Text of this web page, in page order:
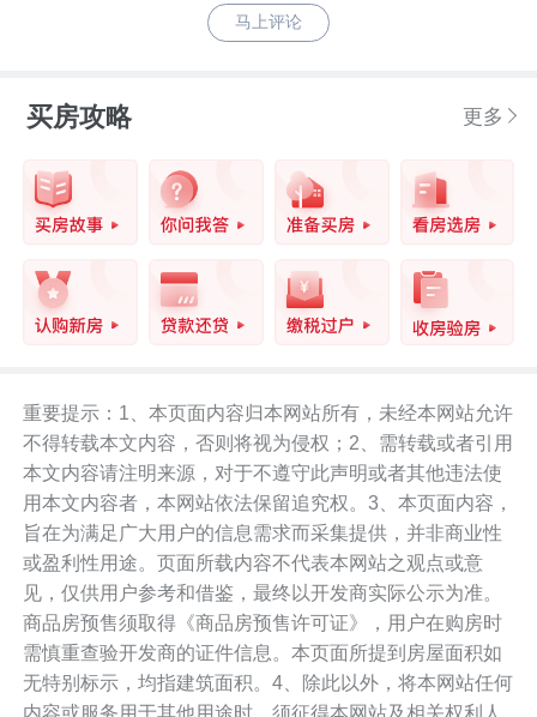
2022年，时隔半年多，四期佳兆业御璟佳
后，四期便停止了生长。700户业主等待
交付的希望，等待入学的孩子只能随父母在外租房，还有工资都要
发不出来的老板，大环境下艰难的打工人……佳兆业躺平了嘛？专
班的工作何时有个结论？中信银行的良心不会痛嘛？……”
四期佳兆业御璟佳园广场所属项目为盐田佳兆业城市广场。
盐田佳兆业城市广场是盐田最大规模城市更新项目，项目位于盐田
区东海道与洪安三街交汇处的东南侧。
马上评论
买房攻略 更多
重要提示：1、本页面内容归本网站所有，未经本网站允许
不得转载本文内容，否则将视为侵权；2、需转载或者引用
本文内容请注明来源，对于不遵守此声明或者其他违法使
用本文内容者，本网站依法保留追究权。3、本页面内容，
旨在为满足广大用户的信息需求而采集提供，并非商业性
或盈利性用途。页面所载内容不代表本网站之观点或意
见，仅供用户参考和借鉴，最终以开发商实际公示为准。
商品房预售须取得《商品房预售许可证》，用户在购房时
需慎重查验开发商的证件信息。本页面所提到房屋面积如
无特别标示，均指建筑面积。4、除此以外，将本网站任何
内容或服务用于其他用途时，须征得本网站及相关权利人